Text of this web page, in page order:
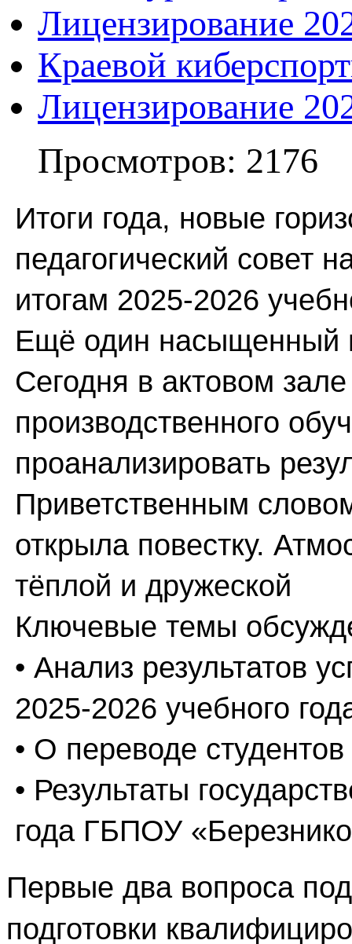
Лицензирование
Краевой
Лицензирование
Просмотров: 2176
Итоги года, новые
педагогический совет
итогам 2025-2026
Ещё один насыщенный
Сегодня в актовом
производственного
проанализировать
Приветственным
открыла повестку.
тёплой и дружеской
Ключевые темы
• Анализ результатов
2025-2026 учебного
• О переводе
• Результаты
года ГБПОУ
Первые два вопроса
подготовки